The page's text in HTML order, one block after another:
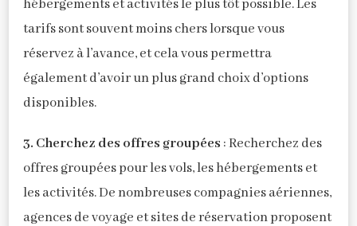
hébergements et activités le plus tôt possible. Les
tarifs sont souvent moins chers lorsque vous
réservez à l’avance, et cela vous permettra
également d’avoir un plus grand choix d’options
disponibles.
3. Cherchez des offres groupées : Recherchez des
offres groupées pour les vols, les hébergements et
les activités. De nombreuses compagnies aériennes,
agences de voyage et sites de réservation proposent